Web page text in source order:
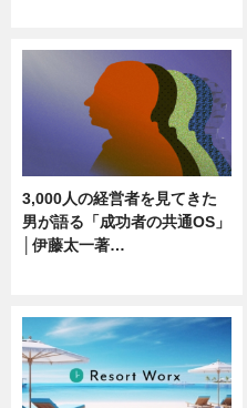
3,000人の経営者を見てきた
男が語る「成功者の共通OS」
│伊藤太一著…